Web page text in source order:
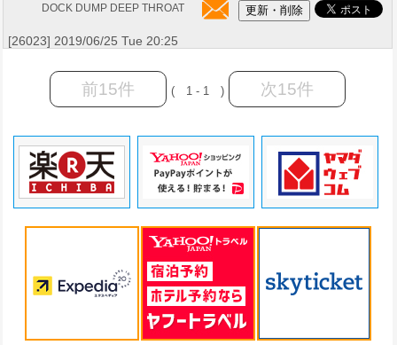
DOCK DUMP DEEP THROAT
[26023] 2019/06/25 Tue 20:25
前15件 ( 1 - 1 ) 次15件